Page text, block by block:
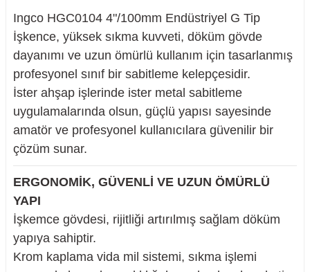
Ingco HGC0104 4"/100mm Endüstriyel G Tip
İşkence, yüksek sıkma kuvveti, döküm gövde
dayanımı ve uzun ömürlü kullanım için tasarlanmış
profesyonel sınıf bir sabitleme kelepçesidir.
İster ahşap işlerinde ister metal sabitleme
uygulamalarında olsun, güçlü yapısı sayesinde
amatör ve profesyonel kullanıcılara güvenilir bir
çözüm sunar.
ERGONOMİK, GÜVENLİ VE UZUN ÖMÜRLÜ
YAPI
İşkemce gövdesi, rijitliği artırılmış sağlam döküm
yapıya sahiptir.
Krom kaplama vida mil sistemi, sıkma işlemi